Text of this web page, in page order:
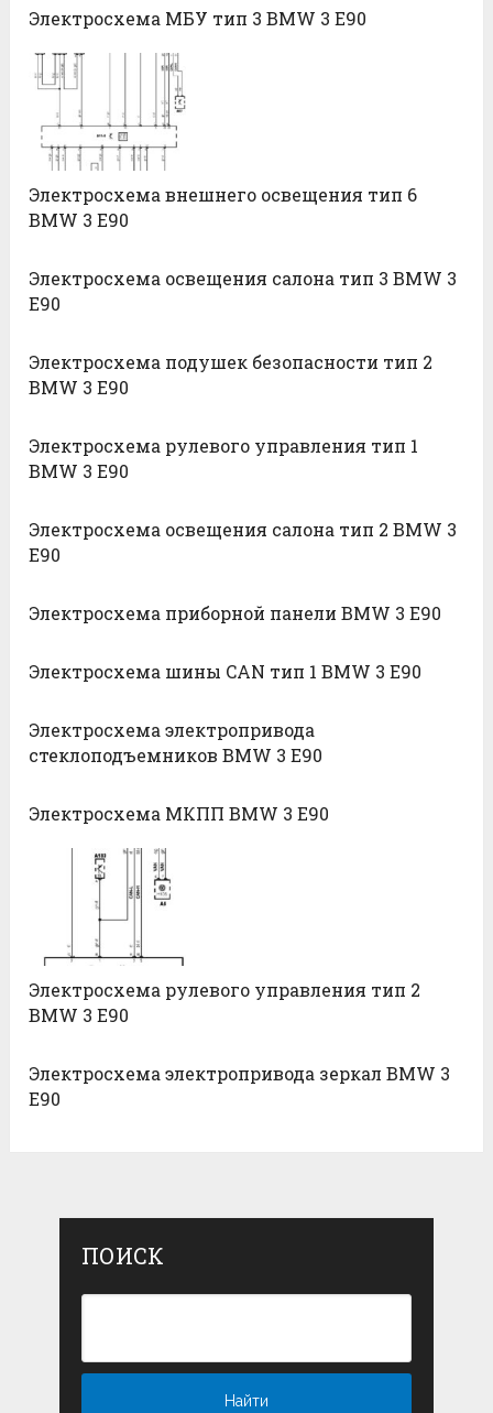
Электросхема МБУ тип 3 BMW 3 E90
Электросхема внешнего освещения тип 6
BMW 3 E90
Электросхема освещения салона тип 3 BMW 3
E90
Электросхема подушек безопасности тип 2
BMW 3 E90
Электросхема рулевого управления тип 1
BMW 3 E90
Электросхема освещения салона тип 2 BMW 3
E90
Электросхема приборной панели BMW 3 E90
Электросхема шины CAN тип 1 BMW 3 E90
Электросхема электропривода
стеклоподъемников BMW 3 E90
Электросхема МКПП BMW 3 E90
Электросхема рулевого управления тип 2
BMW 3 E90
Электросхема электропривода зеркал BMW 3
E90
ПОИСК